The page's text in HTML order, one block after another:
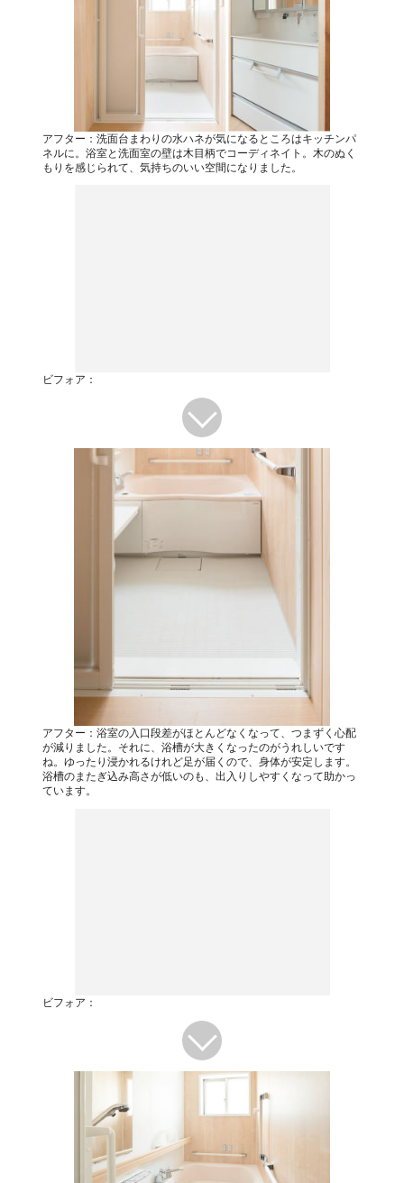
アフター：洗面台まわりの水ハネが気になるところはキッチンパ
ネルに。浴室と洗面室の壁は木目柄でコーディネイト。木のぬく
もりを感じられて、気持ちのいい空間になりました。
ビフォア：
アフター：浴室の入口段差がほとんどなくなって、つまずく心配
が減りました。それに、浴槽が大きくなったのがうれしいです
ね。ゆったり浸かれるけれど足が届くので、身体が安定します。
浴槽のまたぎ込み高さが低いのも、出入りしやすくなって助かっ
ています。
ビフォア：